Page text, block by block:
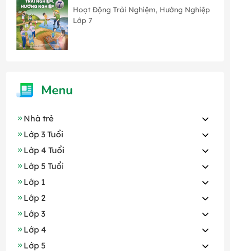
Chân Trời Sáng Tạo
Hoạt Động Trải Nghiệm, Hướng Nghiệp
Lớp 7
Menu
Nhà trẻ
Lớp 3 Tuổi
Lớp 4 Tuổi
Lớp 5 Tuổi
Lớp 1
Lớp 2
Lớp 3
Lớp 4
Lớp 5